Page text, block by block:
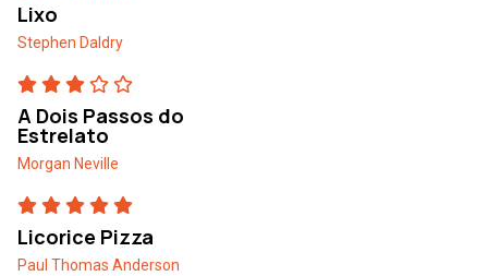
Lixo
Stephen Daldry
A Dois Passos do
Estrelato
Morgan Neville
Licorice Pizza
Paul Thomas Anderson